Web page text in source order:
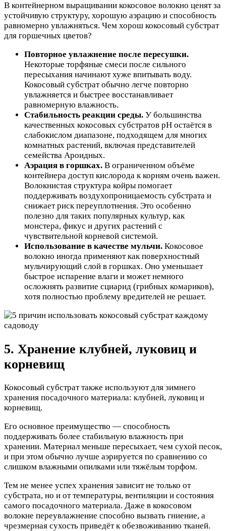
В контейнерном выращивании кокосовое волокно ценят за
устойчивую структуру, хорошую аэрацию и способность
равномерно увлажняться. Чем хорош кокосовый субстрат
для горшечных цветов?
Повторное увлажнение после пересушки.
Некоторые торфяные смеси после сильного
пересыхания начинают хуже впитывать воду.
Кокосовый субстрат обычно легче повторно
увлажняется и быстрее восстанавливает
равномерную влажность.
Стабильность реакции среды. У большинства
качественных кокосовых субстратов pH остаётся в
слабокислом диапазоне, подходящем для многих
комнатных растений, включая представителей
семейства Ароидных.
Аэрация в горшках. В ограниченном объёме
контейнера доступ кислорода к корням очень важен.
Волокнистая структура койры помогает
поддерживать воздухопроницаемость субстрата и
снижает риск переуплотнения. Это особенно
полезно для таких популярных культур, как
монстера, фикус и других растений с
чувствительной корневой системой.
Использование в качестве мульчи. Кокосовое
волокно иногда применяют как поверхностный
мульчирующий слой в горшках. Оно уменьшает
быстрое испарение влаги и может немного
осложнять развитие сциарид (грибных комариков),
хотя полностью проблему вредителей не решает.
5. Хранение клубней, луковиц и
корневищ
Кокосовый субстрат также используют для зимнего
хранения посадочного материала: клубней, луковиц и
корневищ.
Его основное преимущество — способность
поддерживать более стабильную влажность при
хранении. Материал меньше пересыхает, чем сухой песок,
и при этом обычно лучше аэрируется по сравнению со
слишком влажными опилками или тяжёлым торфом.
Тем не менее успех хранения зависит не только от
субстрата, но и от температуры, вентиляции и состояния
самого посадочного материала. Даже в кокосовом
волокне переувлажнение способно вызвать гниение, а
чрезмерная сухость приведёт к обезвоживанию тканей.